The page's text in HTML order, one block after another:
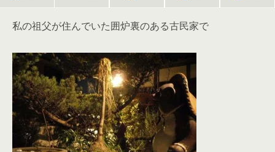
私の祖父が住んでいた囲炉裏のある古民家で